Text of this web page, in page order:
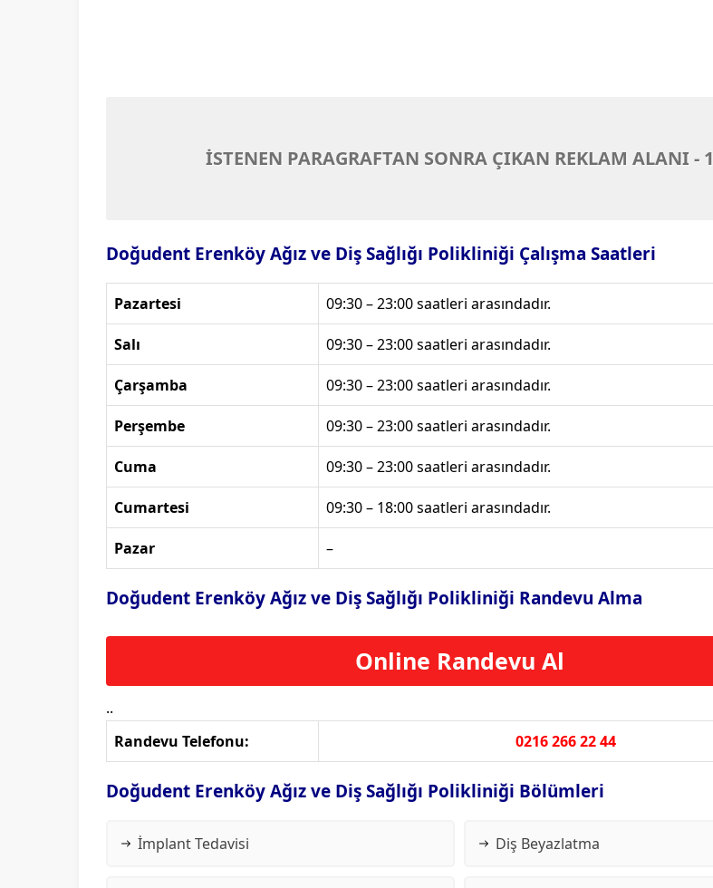
İSTENEN PARAGRAFTAN SONRA ÇIKAN REKLAM ALANI - 1
Doğudent Erenköy Ağız ve Diş Sağlığı Polikliniği Çalışma Saatleri
Pazartesi 09:30 – 23:00 saatleri arasındadır.
Salı 09:30 – 23:00 saatleri arasındadır.
Çarşamba 09:30 – 23:00 saatleri arasındadır.
Perşembe 09:30 – 23:00 saatleri arasındadır.
Cuma 09:30 – 23:00 saatleri arasındadır.
Cumartesi 09:30 – 18:00 saatleri arasındadır.
Pazar –
Doğudent Erenköy Ağız ve Diş Sağlığı Polikliniği Randevu Alma
Online Randevu Al
..
Randevu Telefonu:
0216 266 22 44
Doğudent Erenköy Ağız ve Diş Sağlığı Polikliniği Bölümleri
İmplant Tedavisi Diş Beyazlatma